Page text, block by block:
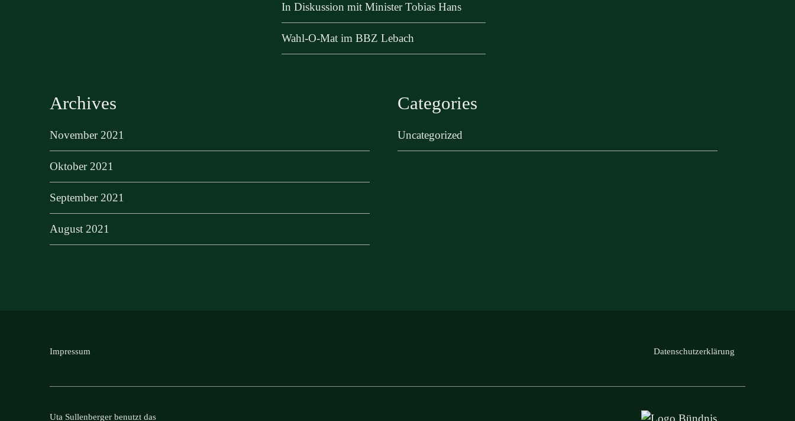
In Diskussion mit Minister Tobias Hans
Wahl-O-Mat im BBZ Lebach
Archives
November 2021
Oktober 2021
September 2021
August 2021
Categories
Uncategorized
Impressum Datenschutzerklärung
Uta Sullenberger benutzt das